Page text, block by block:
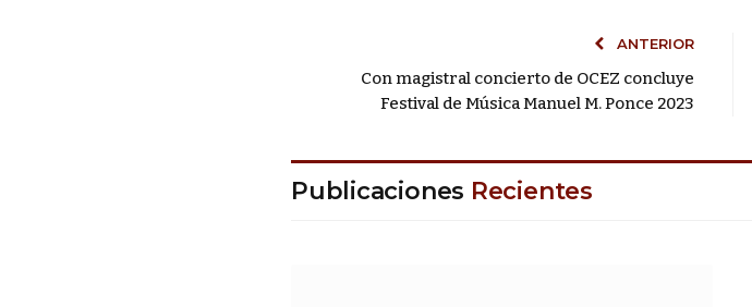
ANTERIOR
Con magistral concierto de OCEZ concluye
Festival de Música Manuel M. Ponce 2023
Publicaciones Recientes